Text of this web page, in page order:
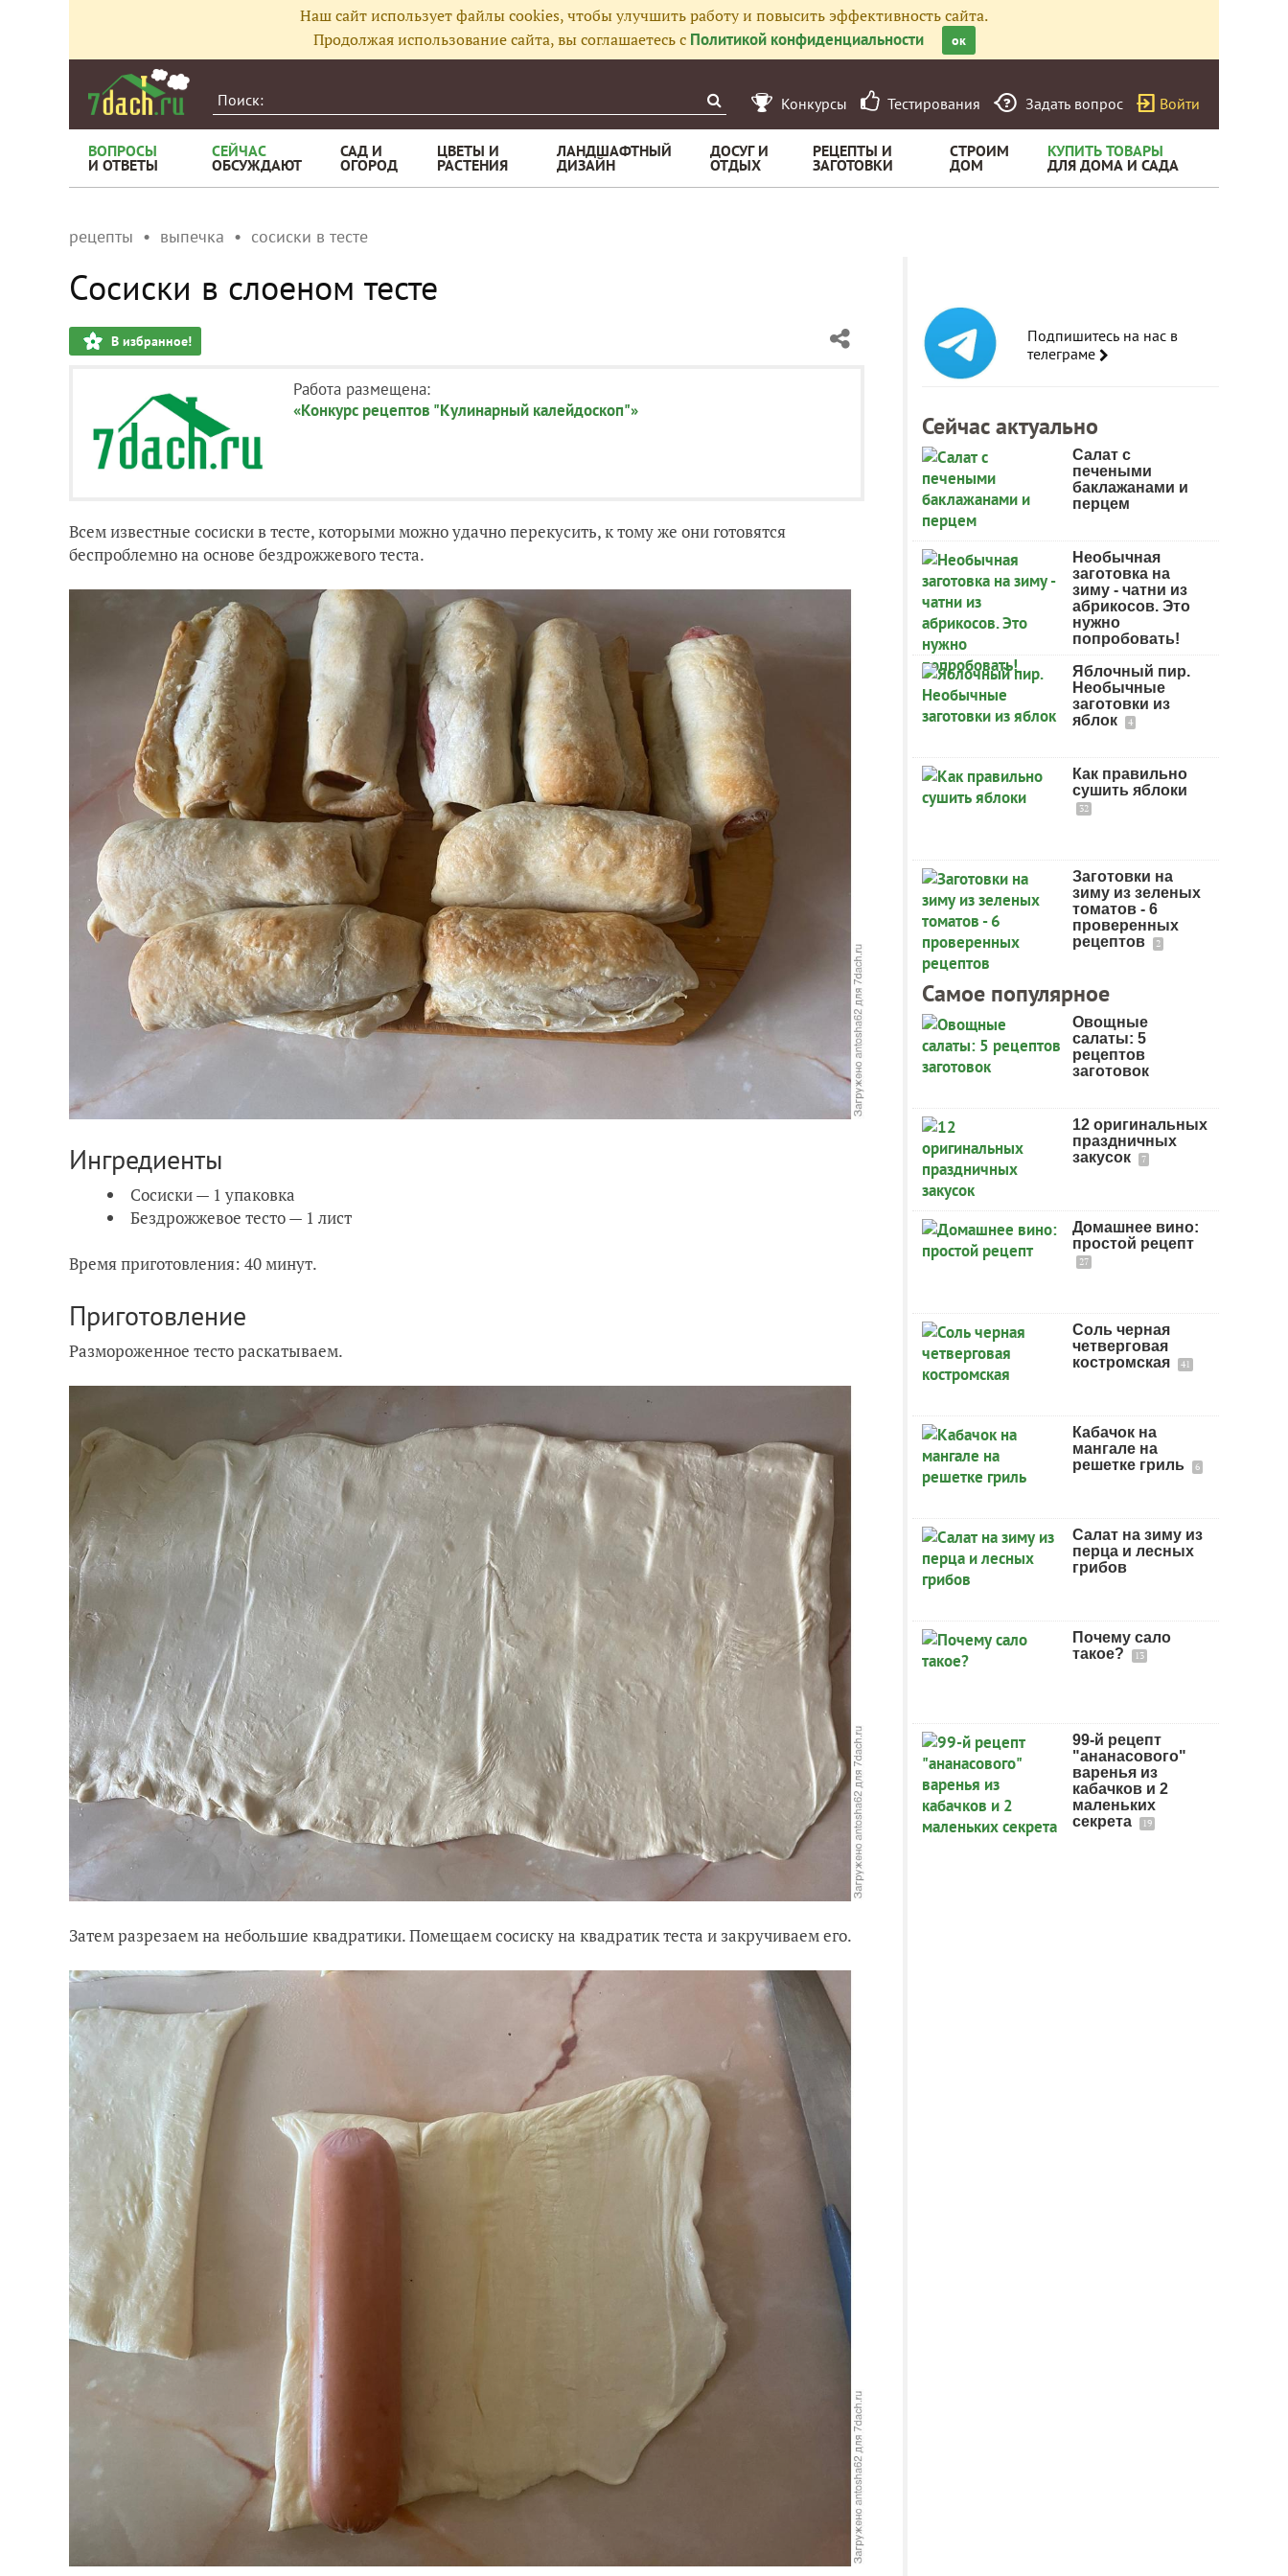
Наш сайт использует файлы cookies, чтобы улучшить работу и повысить эффективность сайта.
Продолжая использование сайта, вы соглашаетесь с Политикой конфиденциальности ок
Конкурсы Тестирования Задать вопрос Войти
ВОПРОСЫ
И ОТВЕТЫ
СЕЙЧАС
ОБСУЖДАЮТ
САД И
ОГОРОД
ЦВЕТЫ И
РАСТЕНИЯ
ЛАНДШАФТНЫЙ
ДИЗАЙН
ДОСУГ И
ОТДЫХ
РЕЦЕПТЫ И
ЗАГОТОВКИ
СТРОИМ
ДОМ
КУПИТЬ ТОВАРЫ
ДЛЯ ДОМА И САДА
рецепты выпечка сосиски в тесте
Сосиски в слоеном тесте
В избранное!
Работа размещена:
«Конкурс рецептов "Кулинарный калейдоскоп"»
Всем известные сосиски в тесте, которыми можно удачно перекусить, к тому же они готовятся
беспроблемно на основе бездрожжевого теста.
Ингредиенты
Сосиски — 1 упаковка
Бездрожжевое тесто — 1 лист
Время приготовления: 40 минут.
Приготовление
Размороженное тесто раскатываем.
Затем разрезаем на небольшие квадратики. Помещаем сосиску на квадратик теста и закручиваем его.
Подпишитесь на нас в
телеграме
Сейчас актуально
Салат с
печеными
баклажанами и
перцем
Необычная
заготовка на
зиму - чатни из
абрикосов. Это
нужно
попробовать!
Яблочный пир.
Необычные
заготовки из
яблок
4
Как правильно
сушить яблоки
32
Заготовки на
зиму из зеленых
томатов - 6
проверенных
рецептов
2
Самое популярное
Овощные
салаты: 5
рецептов
заготовок
12 оригинальных
праздничных
закусок
7
Домашнее вино:
простой рецепт
27
Соль черная
четверговая
костромская
41
Кабачок на
мангале на
решетке гриль
6
Салат на зиму из
перца и лесных
грибов
Почему сало
такое?
13
99-й рецепт
"ананасового"
варенья из
кабачков и 2
маленьких
секрета
19